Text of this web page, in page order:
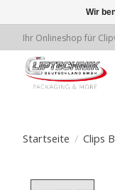
Ihr Onlineshop für
Startseite / Clips
Wir